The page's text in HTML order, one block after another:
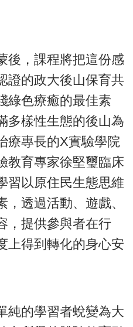
後，課程將把這份感
證的政大後山保育共
綠色療癒的最佳素
多樣性生態的後山為
療專長的X實驗學院
教育專家徐堅璽臨床
習以原住民生態思維
透過活動、遊戲、
，提供參與者在行
上得到轉化的身心安
純的學習者蛻變為大